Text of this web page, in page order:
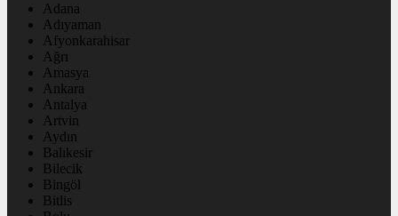
Adana
Adıyaman
Afyonkarahisar
Ağrı
Amasya
Ankara
Antalya
Artvin
Aydın
Balıkesir
Bilecik
Bingöl
Bitlis